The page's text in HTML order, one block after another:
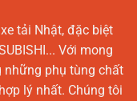
tải Nhật, đặc biệt
Với mong
những phụ tùng chất
lý nhất. Chúng tôi